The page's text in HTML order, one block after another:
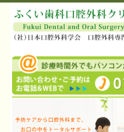
ホーム
院長紹介
院内紹介
インプラントとは